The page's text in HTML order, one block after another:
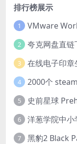
排行榜展示
1
2 夸克网盘直
3 在线电子印章
4 2000个
5
6 洋葱学院中
7